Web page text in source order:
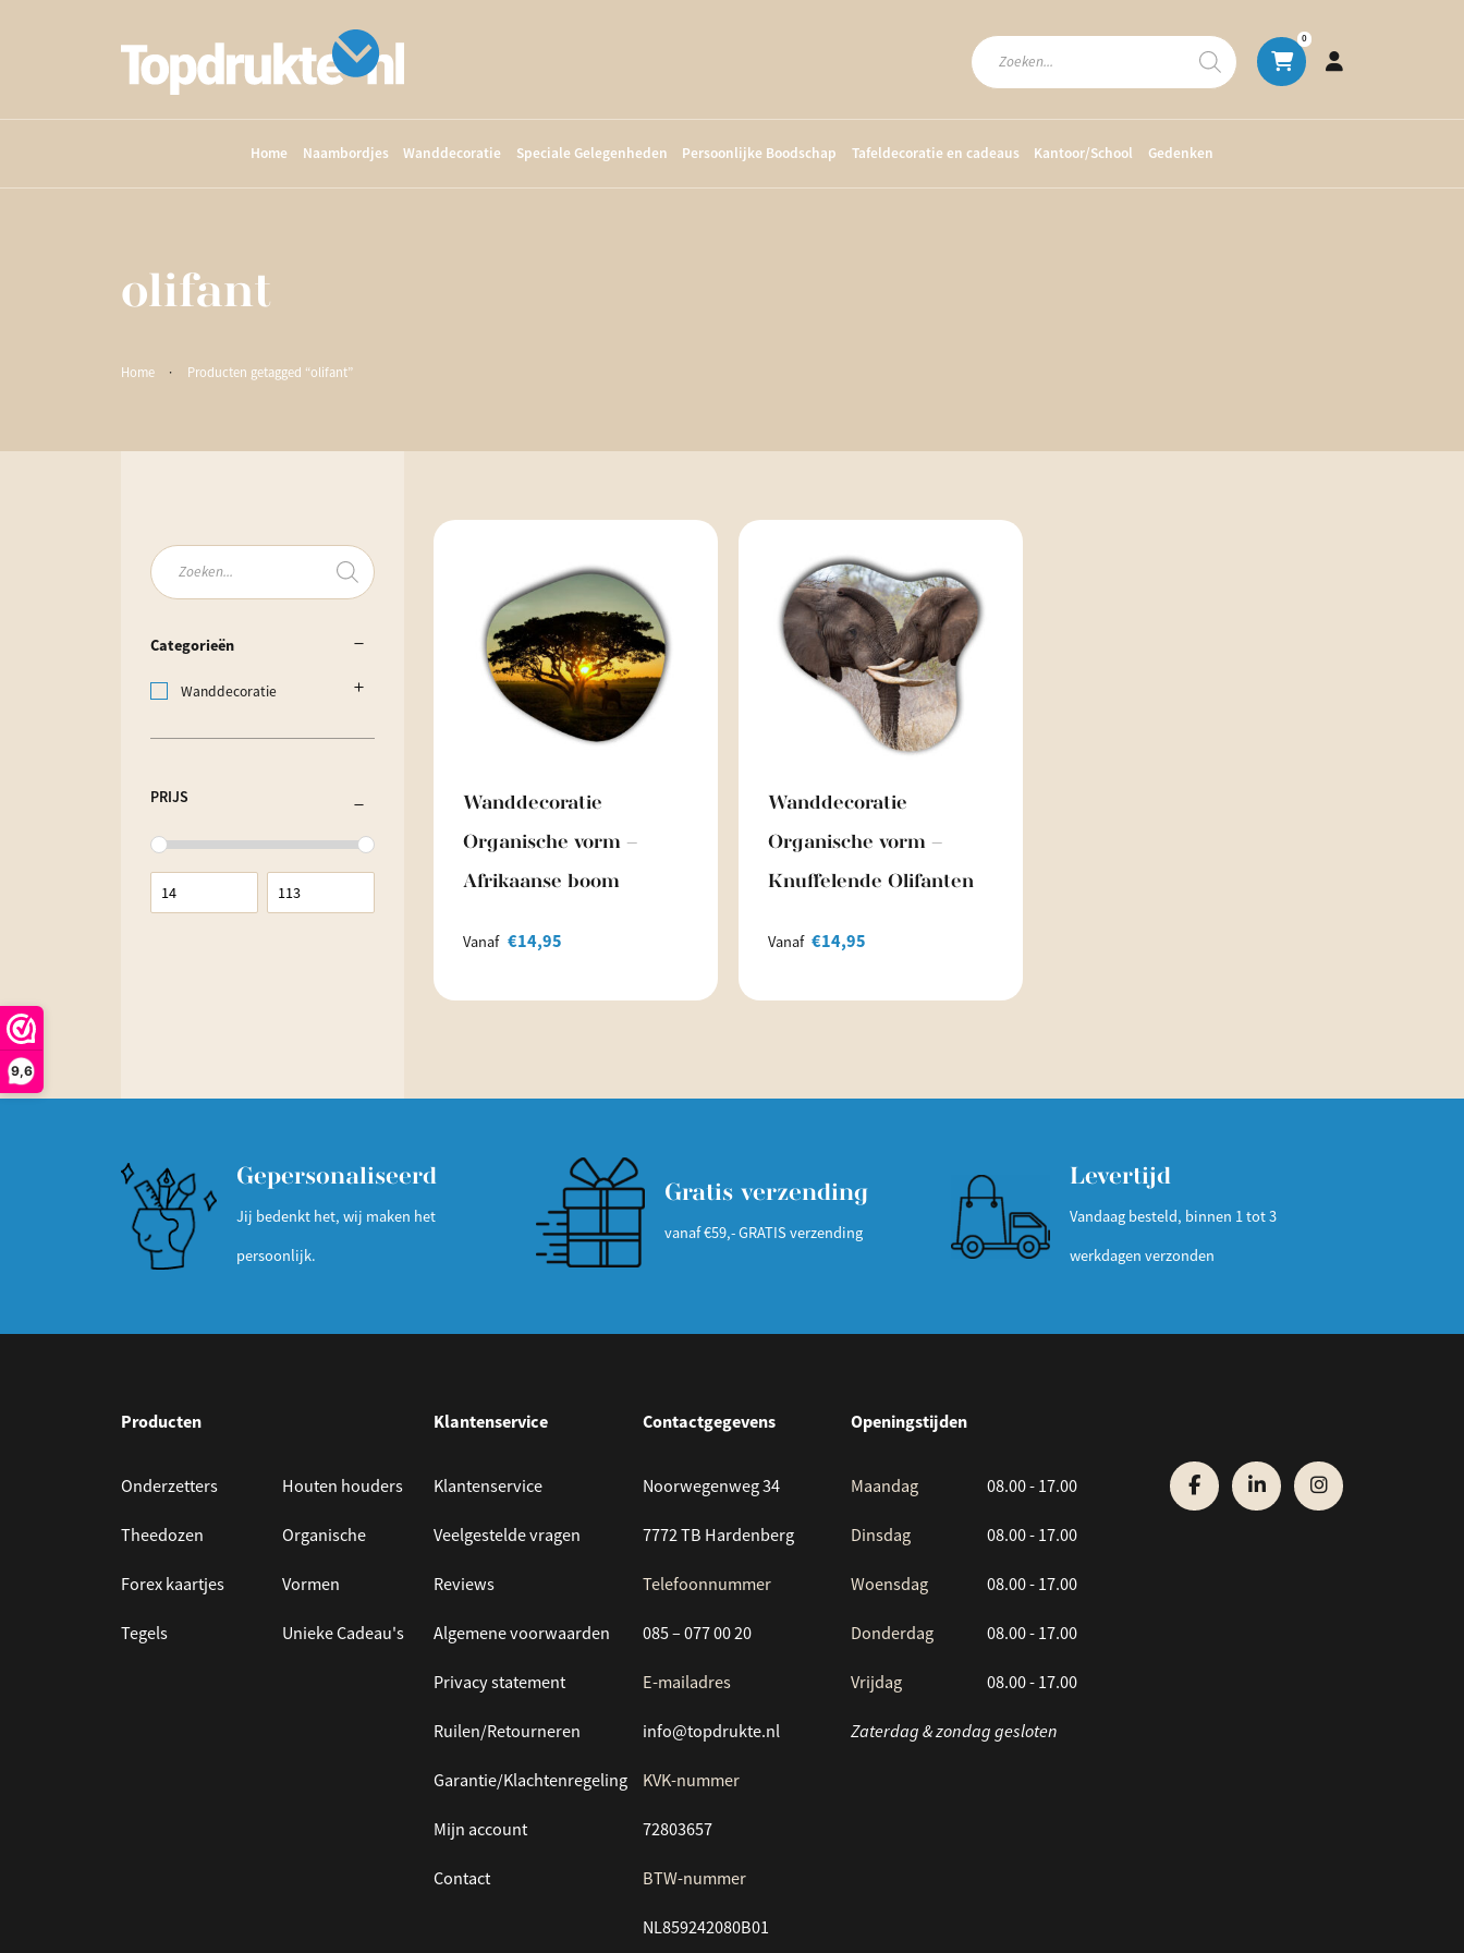
9,6
Producten
zoeken
0
Home Naambordjes Wanddecoratie Speciale Gelegenheden Persoonlijke Boodschap Tafeldecoratie en cadeaus Kantoor/School Gedenken
olifant
Home · Producten getagged “olifant”
Producten
zoeken
Categorieën
Wanddecoratie
PRIJS
Wanddecoratie
Organische vorm –
Afrikaanse boom
Vanaf €14,95
Wanddecoratie
Organische vorm –
Knuffelende Olifanten
Vanaf €14,95
Gepersonaliseerd
Jij bedenkt het, wij maken het
persoonlijk.
Gratis verzending
vanaf €59,- GRATIS verzending
Levertijd
Vandaag besteld, binnen 1 tot 3
werkdagen verzonden
Producten
Onderzetters
Theedozen
Forex kaartjes
Tegels
Houten houders
Organische
Vormen
Unieke Cadeau's
Klantenservice
Klantenservice
Veelgestelde vragen
Reviews
Algemene voorwaarden
Privacy statement
Ruilen/Retourneren
Garantie/Klachtenregeling
Mijn account
Contact
Contactgegevens
Noorwegenweg 34
7772 TB Hardenberg
Telefoonnummer
085 – 077 00 20
E-mailadres
info@topdrukte.nl
KVK-nummer
72803657
BTW-nummer
NL859242080B01
Openingstijden
Maandag 08.00 - 17.00
Dinsdag 08.00 - 17.00
Woensdag 08.00 - 17.00
Donderdag 08.00 - 17.00
Vrijdag 08.00 - 17.00
Zaterdag & zondag gesloten